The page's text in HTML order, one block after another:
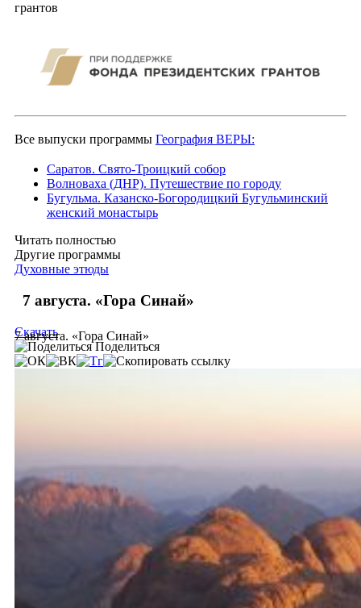
грантов
Все выпуски программы География ВЕРЫ:
Саратов. Свято-Троицкий собор
Волноваха (ДНР). Путешествие по городу
Бугульма. Казанско-Богородицкий Бугульминский
женский монастырь
Читать полностью
Другие программы
Духовные этюды
7 августа. «Гора Синай»
7 августа. «Гора Синай»
Скачать
Поделиться